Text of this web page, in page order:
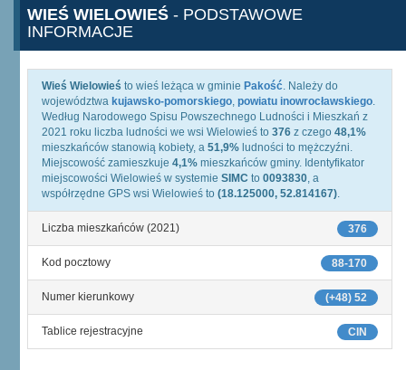
WIEŚ WIELOWIEŚ - PODSTAWOWE
INFORMACJE
Wieś Wielowieś to wieś leżąca w gminie Pakość. Należy do
województwa kujawsko-pomorskiego, powiatu inowrocławskiego.
Według Narodowego Spisu Powszechnego Ludności i Mieszkań z
2021 roku liczba ludności we wsi Wielowieś to 376 z czego 48,1%
mieszkańców stanowią kobiety, a 51,9% ludności to mężczyźni.
Miejscowość zamieszkuje 4,1% mieszkańców gminy. Identyfikator
miejscowości Wielowieś w systemie SIMC to 0093830, a
współrzędne GPS wsi Wielowieś to (18.125000, 52.814167).
376
Liczba mieszkańców (2021)
88-170
Kod pocztowy
(+48) 52
Numer kierunkowy
CIN
Tablice rejestracyjne